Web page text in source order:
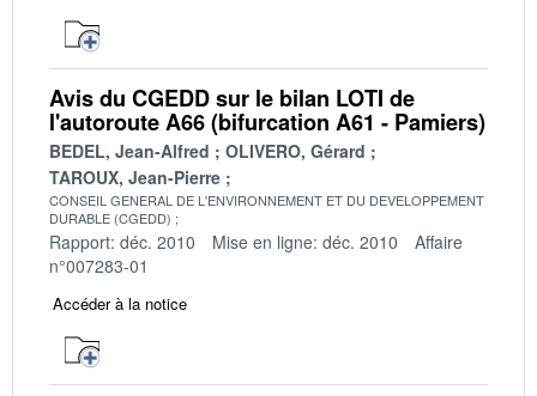
Avis du CGEDD sur le bilan LOTI de
l'autoroute A66 (bifurcation A61 - Pamiers)
BEDEL, Jean-Alfred
OLIVERO, Gérard
TAROUX, Jean-Pierre
CONSEIL GENERAL DE L'ENVIRONNEMENT ET DU DEVELOPPEMENT
DURABLE (CGEDD)
Rapport: déc. 2010 Mise en ligne: déc. 2010
Affaire
n°007283-01
Accéder à la notice